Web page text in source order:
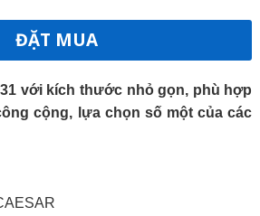
ĐẶT MUA
với kích thước nhỏ gọn, phù hợp
cộng, lựa chọn số một của các